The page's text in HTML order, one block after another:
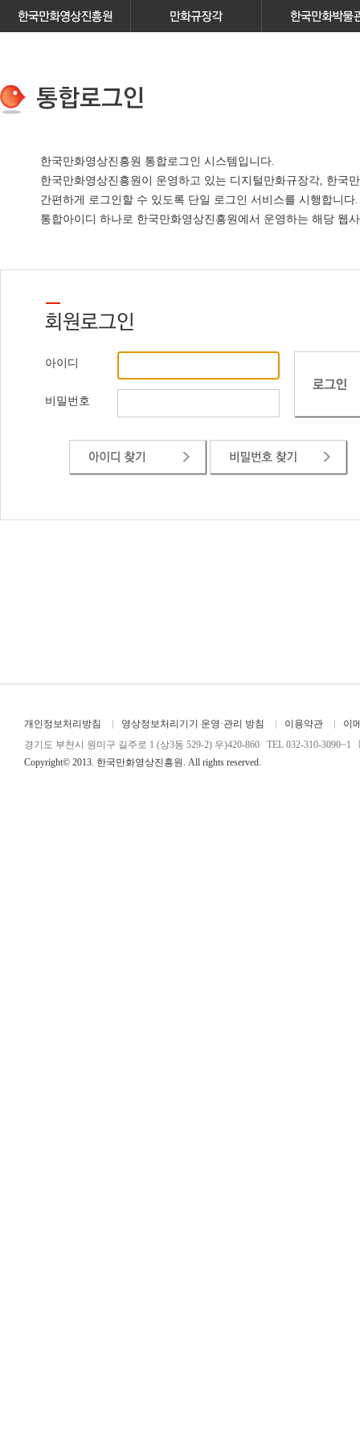
한국만화영상진흥원 통합로그인 시스템입니다.
한국만화영상진흥원이 운영하고 있는 디지털만화규장각, 한국
간편하게 로그인할 수 있도록 단일 로그인 서비스를 시행합니다.
통합아이디 하나로 한국만화영상진흥원에서 운영하는 해당 웹
아이디
비밀번호
개인정보처리방침 영상정보처리기기 운영·관리 방침 이용약관
이
경기도 부천시 원미구 길주로 1 (상3동 529-2) 우)420-860 TEL 032-310-3090~1
Copyright© 2013. 한국만화영상진흥원. All rights reserved.